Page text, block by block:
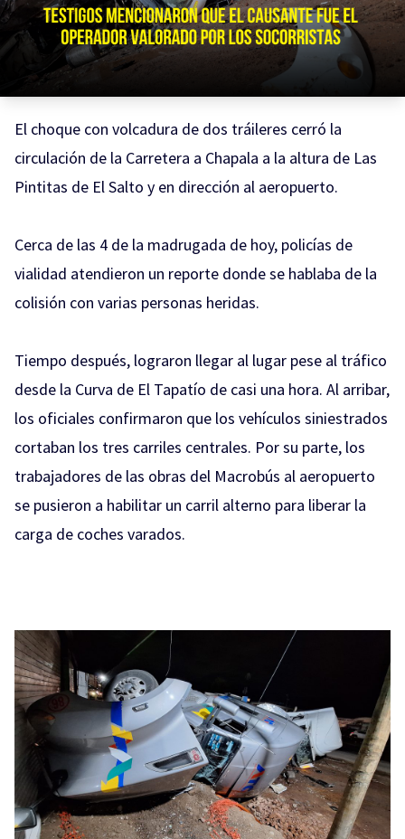
El choque con volcadura de dos tráileres cerró la
circulación de la Carretera a Chapala a la altura de Las
Pintitas de El Salto y en dirección al aeropuerto.
Cerca de las 4 de la madrugada de hoy, policías de
vialidad atendieron un reporte donde se hablaba de la
colisión con varias personas heridas.
Tiempo después, lograron llegar al lugar pese al tráfico
desde la Curva de El Tapatío de casi una hora. Al arribar,
los oficiales confirmaron que los vehículos siniestrados
cortaban los tres carriles centrales. Por su parte, los
trabajadores de las obras del Macrobús al aeropuerto
se pusieron a habilitar un carril alterno para liberar la
carga de coches varados.